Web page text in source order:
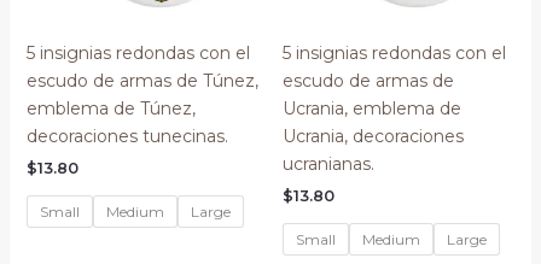
5 insignias redondas con el
escudo de armas de Túnez,
emblema de Túnez,
decoraciones tunecinas.
$13.80
Small Medium Large
5 insignias redondas con el
escudo de armas de
Ucrania, emblema de
Ucrania, decoraciones
ucranianas.
$13.80
Small Medium Large